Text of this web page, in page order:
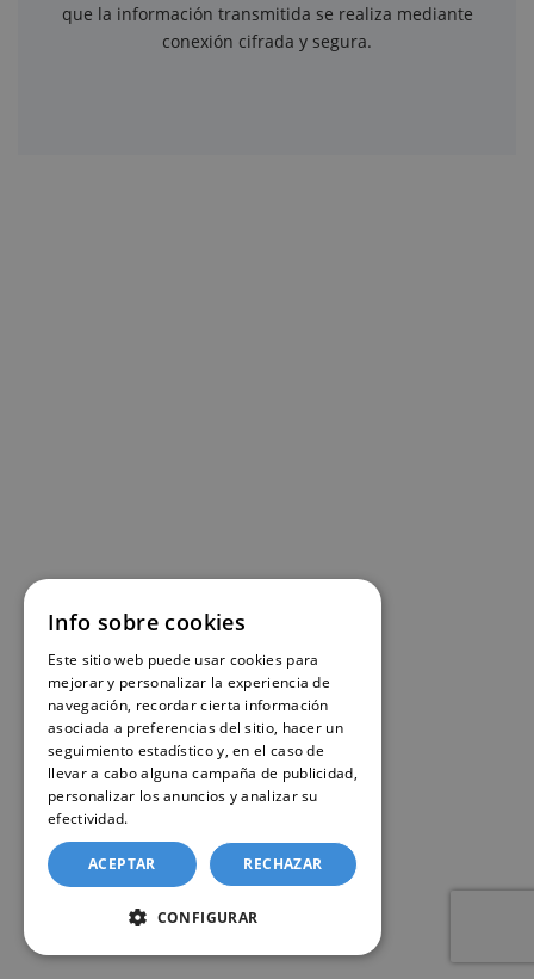
que la información transmitida se realiza mediante
conexión cifrada y segura.
Info sobre cookies
Este sitio web puede usar cookies para
mejorar y personalizar la experiencia de
navegación, recordar cierta información
asociada a preferencias del sitio, hacer un
seguimiento estadístico y, en el caso de
llevar a cabo alguna campaña de publicidad,
personalizar los anuncios y analizar su
efectividad.
ACEPTAR RECHAZAR
CONFIGURAR